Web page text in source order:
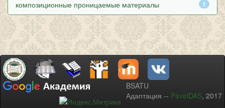
1
композиционные проницаемые материалы
BSATU
Адаптация -- PavelDAS, 2017